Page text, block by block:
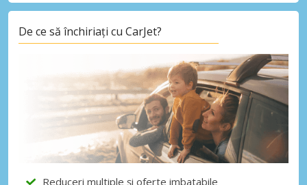
De ce să închiriați cu CarJet?
Reduceri multiple și oferte imbatabile